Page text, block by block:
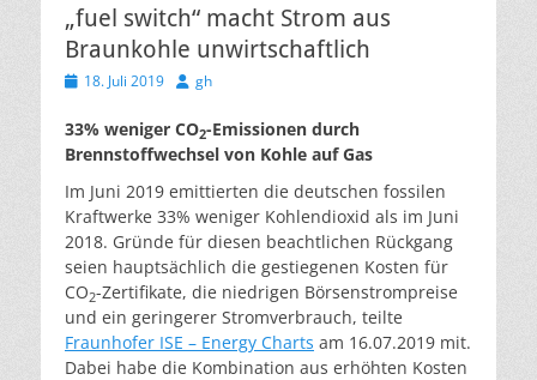
„fuel switch“ macht Strom aus
Braunkohle unwirtschaftlich
Veröffentlicht
18. Juli 2019 Autor
gh
33% weniger CO2-Emissionen durch
Brennstoffwechsel von Kohle auf Gas
Im Juni 2019 emittierten die deutschen fossilen
Kraftwerke 33% weniger Kohlendioxid als im Juni
2018. Gründe für diesen beachtlichen Rückgang
seien hauptsächlich die gestiegenen Kosten für
CO2-Zertifikate, die niedrigen Börsenstrompreise
und ein geringerer Stromverbrauch, teilte
Fraunhofer ISE – Energy Charts am 16.07.2019 mit.
Dabei habe die Kombination aus erhöhten Kosten